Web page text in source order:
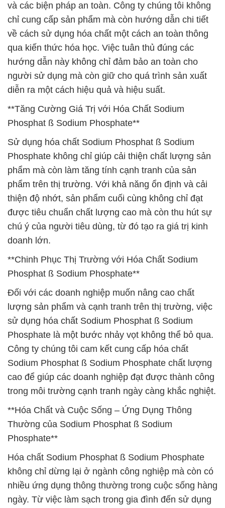
và các biện pháp an toàn. Công ty chúng tôi không
chỉ cung cấp sản phẩm mà còn hướng dẫn chi tiết
về cách sử dụng hóa chất một cách an toàn thông
qua kiến thức hóa học. Việc tuân thủ đúng các
hướng dẫn này không chỉ đảm bảo an toàn cho
người sử dụng mà còn giữ cho quá trình sản xuất
diễn ra một cách hiệu quả và hiệu suất.
**Tăng Cường Giá Trị với Hóa Chất Sodium
Phosphat ß Sodium Phosphate**
Sử dụng hóa chất Sodium Phosphat ß Sodium
Phosphate không chỉ giúp cải thiện chất lượng sản
phẩm mà còn làm tăng tính cạnh tranh của sản
phẩm trên thị trường. Với khả năng ổn định và cải
thiện độ nhớt, sản phẩm cuối cùng không chỉ đạt
được tiêu chuẩn chất lượng cao mà còn thu hút sự
chú ý của người tiêu dùng, từ đó tạo ra giá trị kinh
doanh lớn.
**Chinh Phục Thị Trường với Hóa Chất Sodium
Phosphat ß Sodium Phosphate**
Đối với các doanh nghiệp muốn nâng cao chất
lượng sản phẩm và cạnh tranh trên thị trường, việc
sử dụng hóa chất Sodium Phosphat ß Sodium
Phosphate là một bước nhảy vọt không thể bỏ qua.
Công ty chúng tôi cam kết cung cấp hóa chất
Sodium Phosphat ß Sodium Phosphate chất lượng
cao để giúp các doanh nghiệp đạt được thành công
trong môi trường cạnh tranh ngày càng khắc nghiệt.
**Hóa Chất và Cuộc Sống – Ứng Dụng Thông
Thường của Sodium Phosphat ß Sodium
Phosphate**
Hóa chất Sodium Phosphat ß Sodium Phosphate
không chỉ dừng lại ở ngành công nghiệp mà còn có
nhiều ứng dụng thông thường trong cuộc sống hàng
ngày. Từ việc làm sạch trong gia đình đến sử dụng